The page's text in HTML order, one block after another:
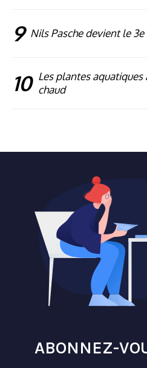
9 Nils Pasche devient le
10 Les plantes
chaud
ABONNEZ-